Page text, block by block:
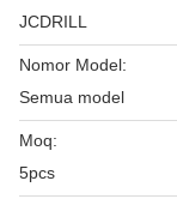
JCDRILL
Nomor Model:
Semua model
Moq:
5pcs